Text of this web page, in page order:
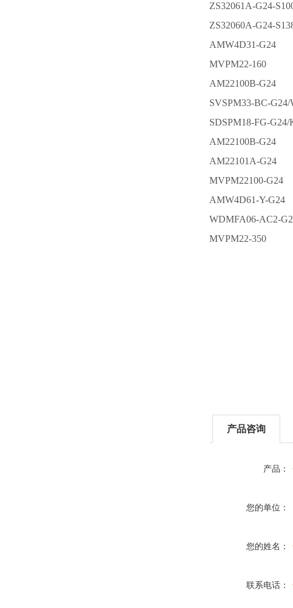
ZS32061A-G24-
ZS32060A-G24-
AMW4D31-G24
MVPM22-160
AM22100B-G24
SVSPM33-BC-G24/
SDSPM18-FG-G24/
AM22100B-G24
AM22101A-G24
MVPM22100-G24
AMW4D61-Y-G24
WDMFA06-AC2-
MVPM22-350
产品咨询
产品：
您的单位：
您的姓名：
联系电话：